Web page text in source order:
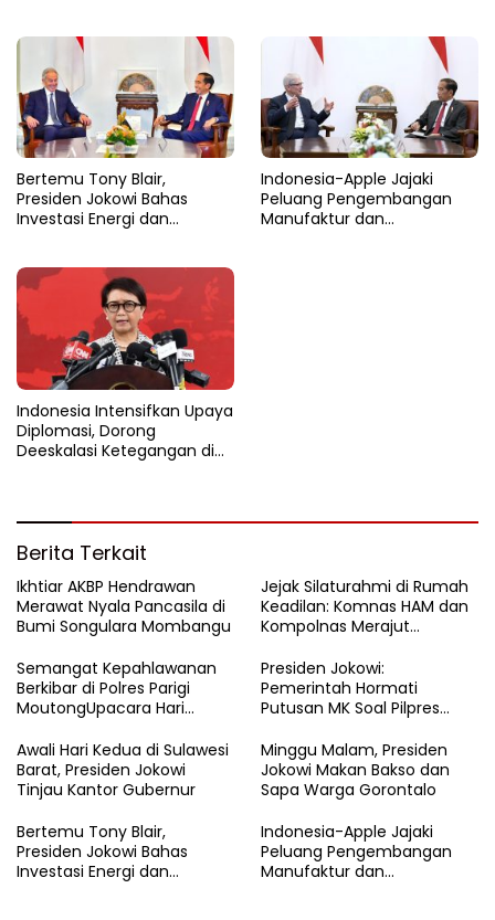
Bertemu Tony Blair,
Presiden Jokowi Bahas
Investasi Energi dan
Indonesia-Apple Jajaki
Peluang Pengembangan
Manufaktur dan
Indonesia Intensifkan Upaya
Diplomasi, Dorong
Deeskalasi Ketegangan di
Berita Terkait
Ikhtiar AKBP Hendrawan
Merawat Nyala Pancasila di
Bumi Songulara Mombangu
Jejak Silaturahmi di Rumah
Keadilan: Komnas HAM dan
Kompolnas Merajut
Tegas
Semangat Kepahlawanan
Berkibar di Polres Parigi
MoutongUpacara Hari
dengan Nuansa Patriotisme
Presiden Jokowi:
Pemerintah Hormati
Putusan MK Soal Pilpres
Awali Hari Kedua di Sulawesi
Barat, Presiden Jokowi
Tinjau Kantor Gubernur
Minggu Malam, Presiden
Jokowi Makan Bakso dan
Sapa Warga Gorontalo
Bertemu Tony Blair,
Presiden Jokowi Bahas
Investasi Energi dan
Indonesia-Apple Jajaki
Peluang Pengembangan
Manufaktur dan